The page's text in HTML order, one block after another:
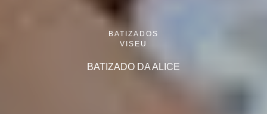
BATIZADOS
VISEU
BATIZADO DA ALICE